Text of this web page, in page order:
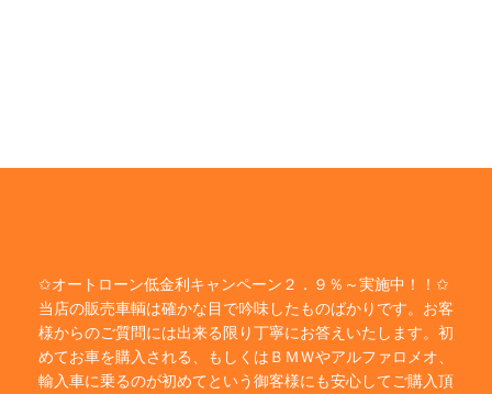
✩オートローン低金利キャンペーン２．９％～実施中！！✩
当店の販売車輌は確かな目で吟味したものばかりです。お客
様からのご質問には出来る限り丁寧にお答えいたします。初
めてお車を購入される、もしくはＢＭＷやアルファロメオ、
輸入車に乗るのが初めてという御客様にも安心してご購入頂